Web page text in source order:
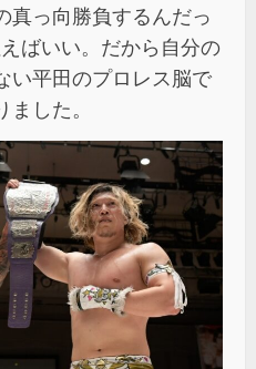
真っ向勝負するんだっ
ばいい。だから自分の
い平田のプロレス脳で
した。